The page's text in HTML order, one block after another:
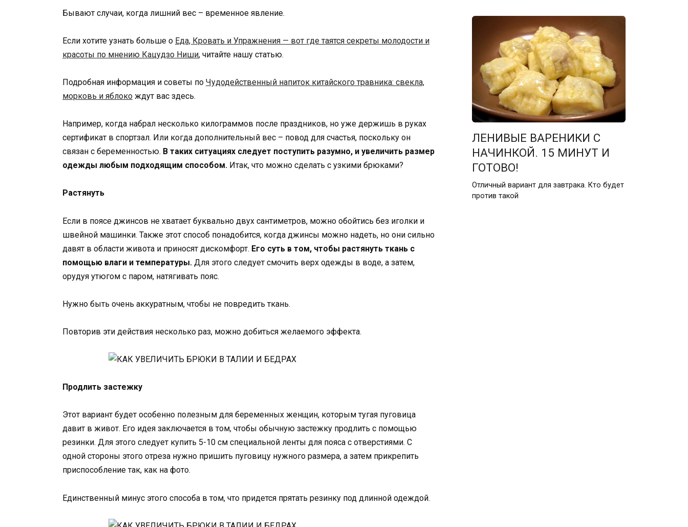
Бывают случаи, когда лишний вес – временное явление.
Если хотите узнать больше о Еда, Кровать и Упражнения — вот где таятся секреты молодости и
красоты по мнению Кацудзо Ниши, читайте нашу статью.
Подробная информация и советы по Чудодейственный напиток китайского травника: свекла,
морковь и яблоко ждут вас здесь.
Например, когда набрал несколько килограммов после праздников, но уже держишь в руках
сертификат в спортзал. Или когда дополнительный вес – повод для счастья, поскольку он
связан с беременностью. В таких ситуациях следует поступить разумно, и увеличить размер
одежды любым подходящим способом. Итак, что можно сделать с узкими брюками?
Растянуть
Если в поясе джинсов не хватает буквально двух сантиметров, можно обойтись без иголки и
швейной машинки. Также этот способ понадобится, когда джинсы можно надеть, но они сильно
давят в области живота и приносят дискомфорт. Его суть в том, чтобы растянуть ткань с
помощью влаги и температуры. Для этого следует смочить верх одежды в воде, а затем,
орудуя утюгом с паром, натягивать пояс.
Нужно быть очень аккуратным, чтобы не повредить ткань.
Повторив эти действия несколько раз, можно добиться желаемого эффекта.
Продлить застежку
Этот вариант будет особенно полезным для беременных женщин, которым тугая пуговица
давит в живот. Его идея заключается в том, чтобы обычную застежку продлить с помощью
резинки. Для этого следует купить 5-10 см специальной ленты для пояса с отверстиями. С
одной стороны этого отреза нужно пришить пуговицу нужного размера, а затем прикрепить
приспособление так, как на фото.
Единственный минус этого способа в том, что придется прятать резинку под длинной одеждой.
ЛЕНИВЫЕ ВАРЕНИКИ С
НАЧИНКОЙ. 15 МИНУТ И
ГОТОВО!
Отличный вариант для завтрака. Кто будет
против такой